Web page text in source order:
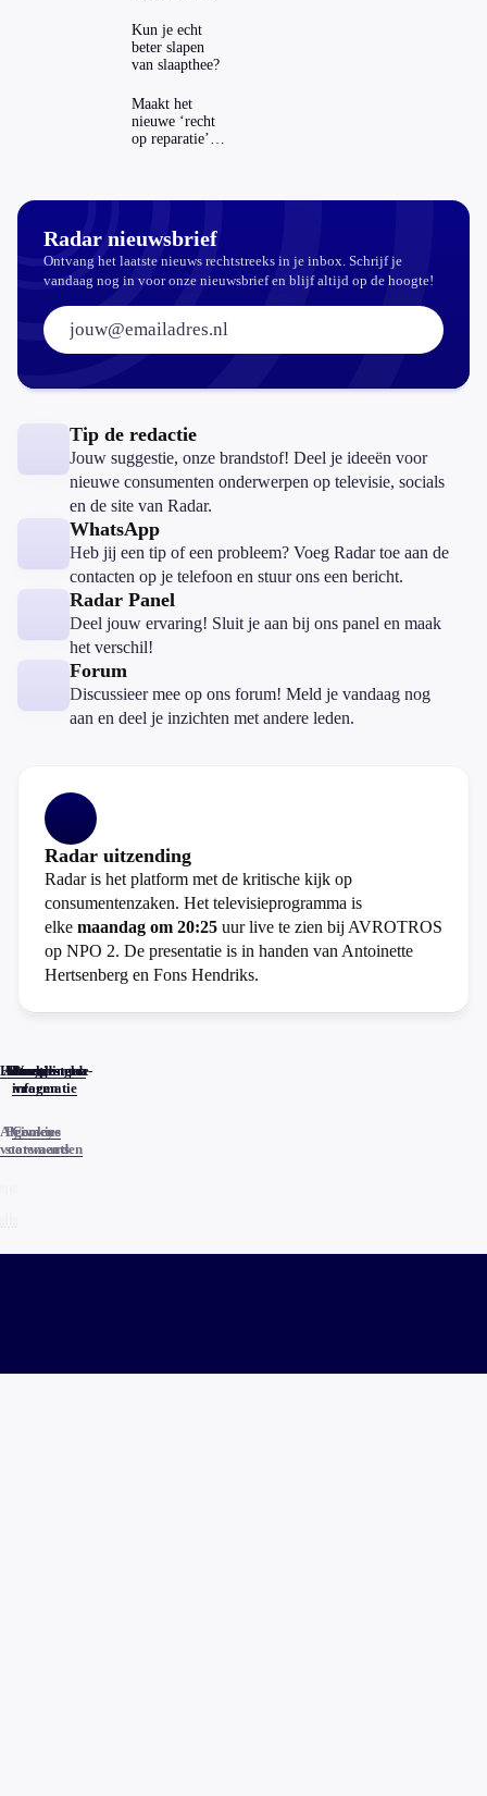
ING-app: is dat
wel veilig?
Kun je echt
beter slapen
van slaapthee?
Maakt het
nieuwe ‘recht
op reparatie’
Radar nieuwsbrief
Ontvang het laatste nieuws rechtstreeks in je inbox. Schrijf je
vandaag nog in voor onze nieuwsbrief en blijf altijd op de hoogte!
E-mailadres:
Tip de redactie
Jouw suggestie, onze brandstof! Deel je ideeën voor
nieuwe consumenten onderwerpen op televisie, socials
en de site van Radar.
WhatsApp
Heb jij een tip of een probleem? Voeg Radar toe aan de
contacten op je telefoon en stuur ons een bericht.
Radar Panel
Deel jouw ervaring! Sluit je aan bij ons panel en maak
het verschil!
Forum
Discussieer mee op ons forum! Meld je vandaag nog
aan en deel je inzichten met andere leden.
Radar uitzending
Radar is het platform met de kritische kijk op
consumentenzaken. Het televisieprogramma is
elke maandag om 20:25 uur live te zien bij AVROTROS
op NPO 2. De presentatie is in handen van Antoinette
Hertsenberg en Fons Hendriks.
Home
Actueel
Uitzendingen
Reacties
Programma-
informatie
Veelgestelde
vragen
Algemene
voorwaarden
Privacy
statements
Cookies